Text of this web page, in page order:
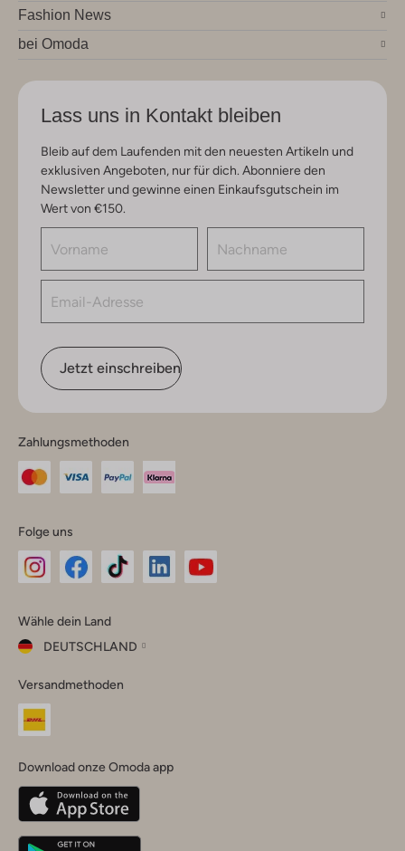
Fashion News
bei Omoda
Lass uns in Kontakt bleiben
Bleib auf dem Laufenden mit den neuesten Artikeln und
exklusiven Angeboten, nur für dich. Abonniere den
Newsletter und gewinne einen Einkaufsgutschein im
Wert von €150.
Jetzt einschreiben
Zahlungsmethoden
Folge uns
Instagram
Facebook
TikTok
Wähle dein Land
DEUTSCHLAND
dein
Land
Belgique(Français)
Deutschland
Versandmethoden
Download onze Omoda app